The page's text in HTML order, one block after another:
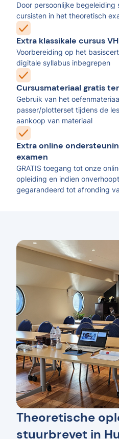
Door persoonlijke begeleiding
cursisten in het theoretisch
Extra klassikale cursus
Voorbereiding op het
digitale syllabus inbegrepen
Cursusmateriaal gratis
Gebruik van het
passer/plotterset tijdens de
aankoop van materiaal
Extra online
examen
GRATIS toegang tot onze
opleiding en indien
gegarandeerd tot afronding
Theoretische
stuurbrevet in